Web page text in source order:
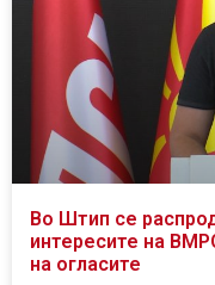
Во Штип се
интересите на
на огласите